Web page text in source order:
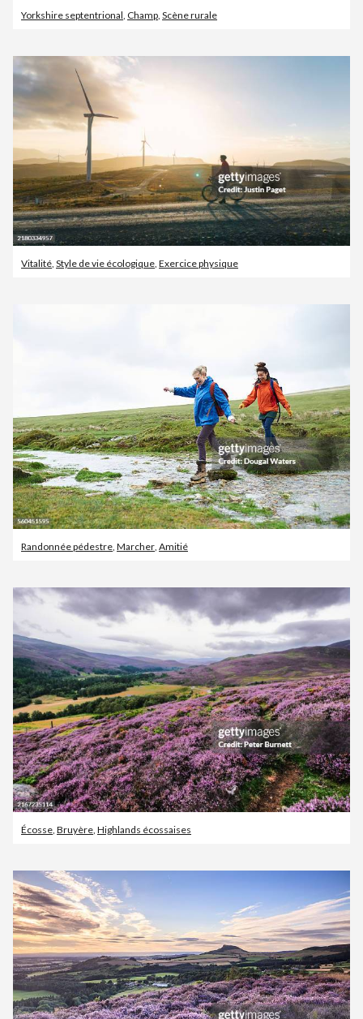
Yorkshire septentrional, Champ, Scène rurale
Vitalité, Style de vie écologique, Exercice physique
Randonnée pédestre Marcher Amitié
Écosse, Bruyère, Highlands écossaises